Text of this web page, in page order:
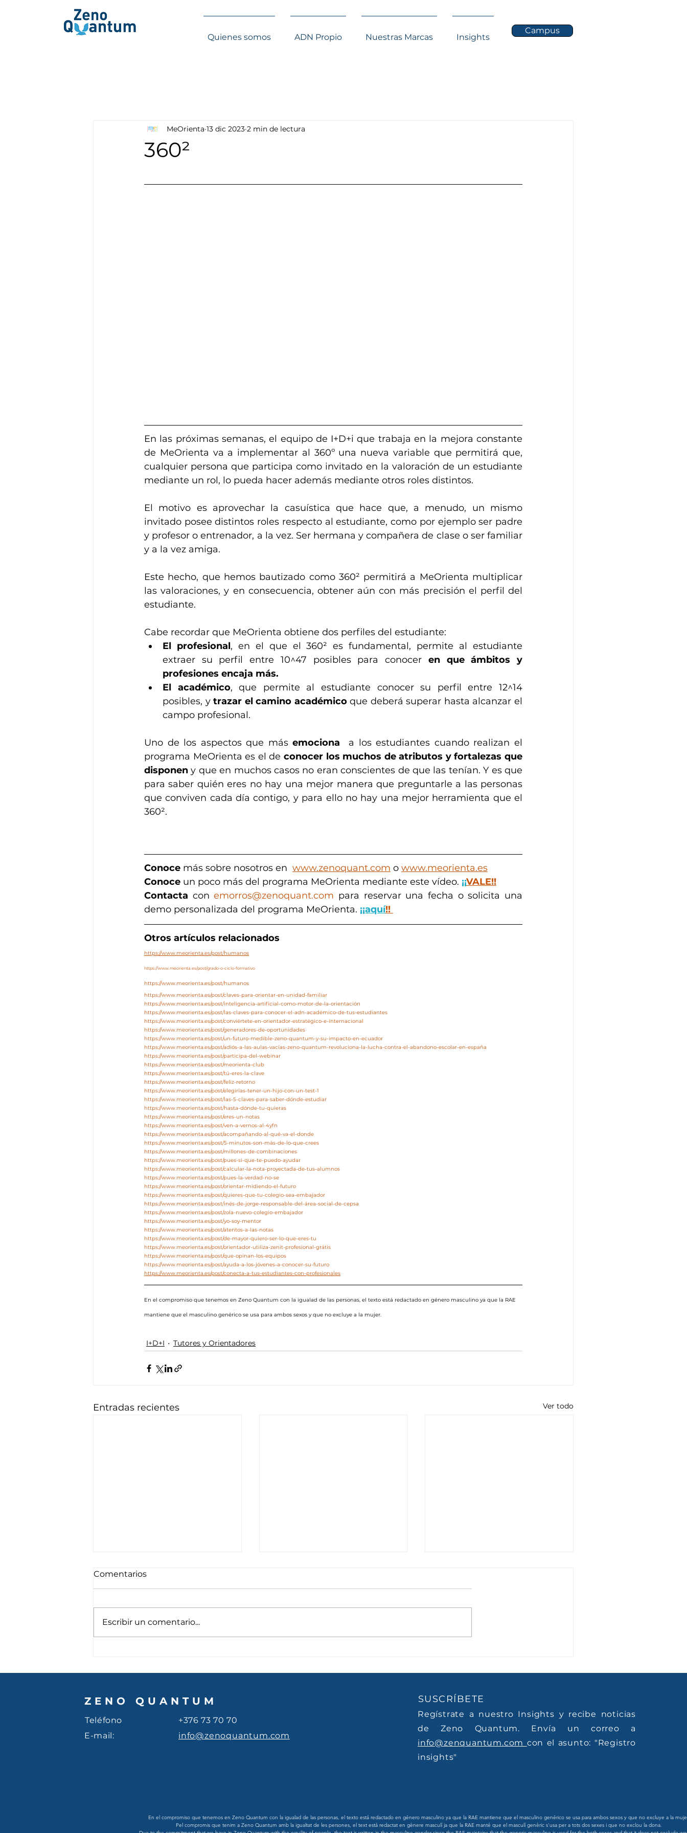
Quienes somos ADN Propio Nuestras Marcas Insights
Campus
360²
MeOrienta 13 dic 2023 2 min de lectura
En las próximas semanas, el equipo de I+D+i que trabaja en la mejora constante
de MeOrienta va a implementar al 360º una nueva variable que permitirá que,
cualquier persona que participa como invitado en la valoración de un estudiante
mediante un rol, lo pueda hacer además mediante otros roles distintos.
El motivo es aprovechar la casuística que hace que, a menudo, un mismo
invitado posee distintos roles respecto al estudiante, como por ejemplo ser padre
y profesor o entrenador, a la vez. Ser hermana y compañera de clase o ser familiar
y a la vez amiga.
Este hecho, que hemos bautizado como 360² permitirá a MeOrienta multiplicar
las valoraciones, y en consecuencia, obtener aún con más precisión el perfil del
estudiante.
Cabe recordar que MeOrienta obtiene dos perfiles del estudiante:
El profesional, en el que el 360² es fundamental, permite al estudiante
extraer su perfil entre 10^47 posibles para conocer en que ámbitos y
profesiones encaja más.
El académico, que permite al estudiante conocer su perfil entre 12^14
posibles, y trazar el camino académico que deberá superar hasta alcanzar el
campo profesional.
Uno de los aspectos que más emociona
  a los estudiantes cuando realizan el
programa MeOrienta es el de conocer los muchos de atributos y fortalezas que
disponen y que en muchos casos no eran conscientes de que las tenían. Y es que
para saber quién eres no hay una mejor manera que preguntarle a las personas
que conviven cada día contigo, y para ello no hay una mejor herramienta que el
360².
Conoce más sobre nosotros en www.zenoquant.com o www.meorienta.es
Conoce un poco más del programa MeOrienta mediante este vídeo. ¡¡VALE!!
Contacta con emorros@zenoquant.com para reservar una fecha o solicita una
demo personalizada del programa MeOrienta. ¡¡aquí!!
Otros artículos relacionados
https://www.meorienta.es/post/humanos
https://www.meorienta.es/post/grado-o-ciclo-formativo
https://www.meorienta.es/post/humanos
https://www.meorienta.es/post/claves-para-orientar-en-unidad-familiar
https://www.meorienta.es/post/inteligencia-artificial-como-motor-de-la-orientación
https://www.meorienta.es/post/las-claves-para-conocer-el-adn-académico-de-tus-estudiantes
https://www.meorienta.es/post/conviértete-en-orientador-estratégico-e-internacional
https://www.meorienta.es/post/generadores-de-oportunidades
https://www.meorienta.es/post/un-futuro-medible-zeno-quantum-y-su-impacto-en-ecuador
https://www.meorienta.es/post/adiós-a-las-aulas-vacías-zeno-quantum-revoluciona-la-lucha-contra-el-abandono-escolar-en-españa
https://www.meorienta.es/post/participa-del-webinar
https://www.meorienta.es/post/meorienta-club
https://www.meorienta.es/post/tú-eres-la-clave
https://www.meorienta.es/post/feliz-retorno
https://www.meorienta.es/post/elegirías-tener-un-hijo-con-un-test-1
https://www.meorienta.es/post/las-5-claves-para-saber-dónde-estudiar
https://www.meorienta.es/post/hasta-dónde-tu-quieras
https://www.meorienta.es/post/eres-un-notas
https://www.meorienta.es/post/ven-a-vernos-al-4yfn
https://www.meorienta.es/post/acompañando-al-qué-va-el-donde
https://www.meorienta.es/post/5-minutos-son-más-de-lo-que-crees
https://www.meorienta.es/post/millones-de-combinaciones
https://www.meorienta.es/post/pues-si-que-te-puedo-ayudar
https://www.meorienta.es/post/calcular-la-nota-proyectada-de-tus-alumnos
https://www.meorienta.es/post/pues-la-verdad-no-se
https://www.meorienta.es/post/orientar-midiendo-el-futuro
https://www.meorienta.es/post/quieres-que-tu-colegio-sea-embajador
https://www.meorienta.es/post/inés-de-jorge-responsable-del-área-social-de-cepsa
https://www.meorienta.es/post/zola-nuevo-colegio-embajador
https://www.meorienta.es/post/yo-soy-mentor
https://www.meorienta.es/post/atentos-a-las-notas
https://www.meorienta.es/post/de-mayor-quiero-ser-lo-que-eres-tu
https://www.meorienta.es/post/orientador-utiliza-zenit-profesional-grátis
https://www.meorienta.es/post/que-opinan-los-equipos
https://www.meorienta.es/post/ayuda-a-los-jóvenes-a-conocer-su-futuro
https://www.meorienta.es/post/conecta-a-tus-estudiantes-con-profesionales
En el compromiso que tenemos en Zeno Quantum con la igualad de las personas, el texto está redactado en género masculino ya que la RAE
mantiene que el masculino genérico se usa para ambos sexos y que no excluye a la mujer.
I+D+I Tutores y Orientadores
Entradas recientes Ver todo
artificial?
Comentarios
Escribir un comentario...
ZENO QUANTUM
Teléfono
+376 73 70 70
E-mail:
info@zenoquantum.com
En el compromiso que tenemos en Zeno Quantum con la igualad de las personas, el texto está redactado en género masculino ya que la RAE mantiene que el masculino genérico se usa para ambos sexos y que no excluye a la
Pel compromis que tenim a Zeno Quantum amb la igualtat de les persones, el text està redactat en gènere masculí ja que la RAE manté que el masculí genèric s'usa per a tots dos sexes i que no exclou la dona.
SUSCRÍBETE
Regístrate a nuestro Insights y recibe noticias
de Zeno Quantum. Envía un correo a
info@zenquantum.com con el asunto: "Registro
insights"